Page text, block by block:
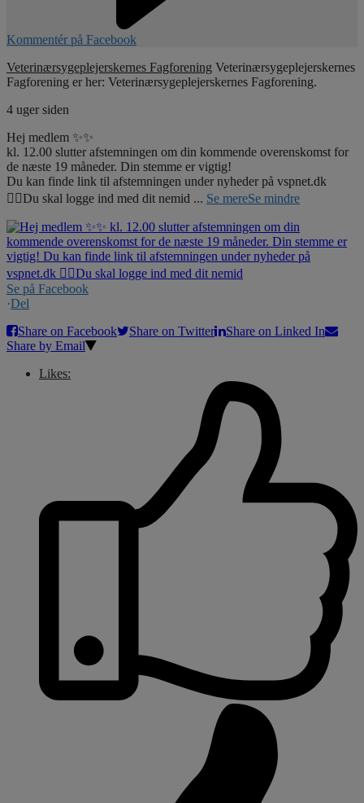
Kommentér på Facebook
Veterinærsygeplejerskernes Fagforening Veterinærsygeplejerskernes
Fagforening er her: Veterinærsygeplejerskernes Fagforening.
4 uger siden
Hej medlem ✨✨
kl. 12.00 slutter afstemningen om din kommende overenskomst for
de næste 19 måneder. Din stemme er vigtig!
Du kan finde link til afstemningen under nyheder på vspnet.dk
☝🏼Du skal logge ind med dit nemid ... Se mereSe mindre
Se på Facebook
·Del
Share on Facebook
Share on Twitter
Share on Linked In
Share by Email
Likes: